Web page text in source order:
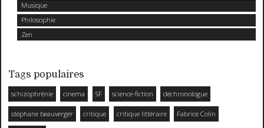
Musique
Philosophie
Zen
Tags populaires
schizophrénie cinema SF science-fiction déchronologue
stéphane beauverger critique critique littéraire Fabrice Colin